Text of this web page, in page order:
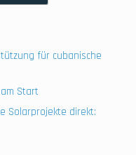
für cubanische
Start
Solarprojekte direkt: